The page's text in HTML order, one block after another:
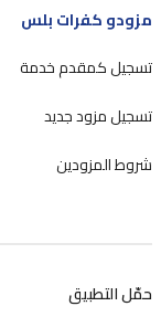
مزودو كفرات بلس
تسجيل كمقدم خدمة
تسجيل مزود جديد
شروط المزودين
حمّل التطبيق